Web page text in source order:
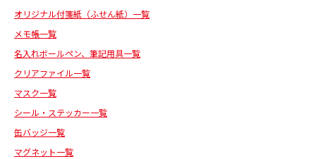
オリジナル付箋紙（ふせん紙）一覧
メモ帳一覧
名入れボールペン、筆記用具一覧
クリアファイル一覧
マスク一覧
シール・ステッカー一覧
缶バッジ一覧
マグネット一覧